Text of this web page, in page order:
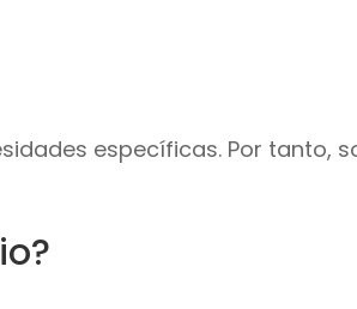
específicas. Por tanto,